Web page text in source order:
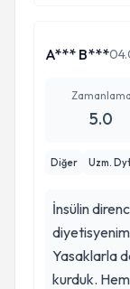
A*** B***
Zamanlama
5.0
Diğer Uzm.
İnsülin
Yasaklarla
kurduk.